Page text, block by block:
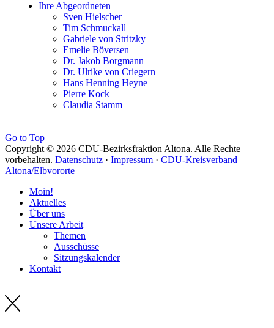
Ihre Abgeordneten
Sven Hielscher
Tim Schmuckall
Gabriele von Stritzky
Emelie Böversen
Dr. Jakob Borgmann
Dr. Ulrike von Criegern
Hans Henning Heyne
Pierre Kock
Claudia Stamm
Go to Top
Copyright © 2026 CDU-Bezirksfraktion Altona. Alle Rechte
vorbehalten. Datenschutz · Impressum · CDU-Kreisverband
Altona/Elbvororte
Moin!
Aktuelles
Über uns
Unsere Arbeit
Themen
Ausschüsse
Sitzungskalender
Kontakt